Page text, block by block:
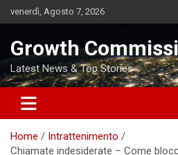
to
venerdì, Agosto 7, 2026
Growth
Latest News & Top Stories
Home
Intrattenimento
Chiamate indesiderate – Come